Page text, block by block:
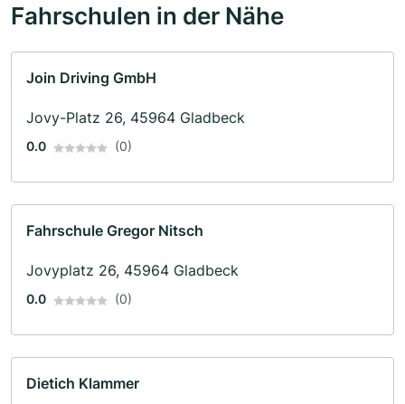
Fahrschulen in der Nähe
Join Driving GmbH
Jovy-Platz 26, 45964 Gladbeck
0.0 (0)
Fahrschule Gregor Nitsch
Jovyplatz 26, 45964 Gladbeck
0.0 (0)
Dietich Klammer